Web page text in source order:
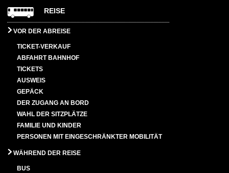
REISE
VOR DER ABREISE
TICKET-VERKAUF
ABFAHRT BAHNHOF
TICKETS
AUSWEIS
GEPÄCK
DER ZUGANG AN BORD
WAHL DER SITZPLÄTZE
FAMILIE UND KINDER
PERSONEN MIT EINGESCHRÄNKTER MOBILITÄT
WÄHREND DER REISE
BUS